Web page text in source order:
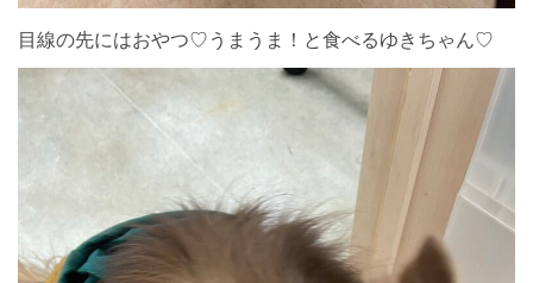
目線の先にはおやつ♡うまうま！と食べるゆきちゃん♡